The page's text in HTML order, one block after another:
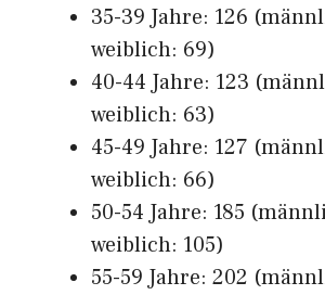
35-39 Jahre: 126
weiblich: 69)
40-44 Jahre: 123
weiblich: 63)
45-49 Jahre: 127
weiblich: 66)
50-54 Jahre: 185
weiblich: 105)
55-59 Jahre: 202